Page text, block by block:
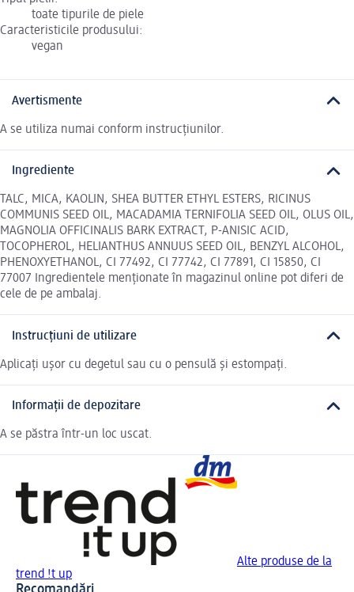
toate tipurile de piele
Caracteristicile produsului:
vegan
Avertismente
A se utiliza numai conform instrucțiunilor.
Ingrediente
TALC, MICA, KAOLIN, SHEA BUTTER ETHYL ESTERS, RICINUS
COMMUNIS SEED OIL, MACADAMIA TERNIFOLIA SEED OIL, OLUS OIL,
MAGNOLIA OFFICINALIS BARK EXTRACT, P-ANISIC ACID,
TOCOPHEROL, HELIANTHUS ANNUUS SEED OIL, BENZYL ALCOHOL,
PHENOXYETHANOL, CI 77492, CI 77742, CI 77891, CI 15850, CI
77007 Ingredientele menționate în magazinul online pot diferi de
cele de pe ambalaj.
Instrucțiuni de utilizare
Aplicați ușor cu degetul sau cu o pensulă și estompați.
Informații de depozitare
A se păstra într-un loc uscat.
Alte produse de la
trend !t up